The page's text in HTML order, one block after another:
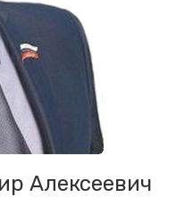
Алексеевич